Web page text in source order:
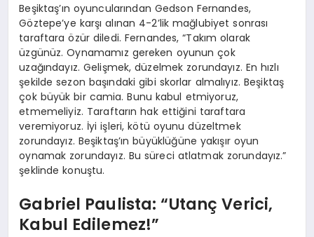
Beşiktaş’ın oyuncularından Gedson Fernandes,
Göztepe’ye karşı alınan 4-2’lik mağlubiyet sonrası
taraftara özür diledi. Fernandes, “Takım olarak
üzgünüz. Oynamamız gereken oyunun çok
uzağındayız. Gelişmek, düzelmek zorundayız. En hızlı
şekilde sezon başındaki gibi skorlar almalıyız. Beşiktaş
çok büyük bir camia. Bunu kabul etmiyoruz,
etmemeliyiz. Taraftarın hak ettiğini taraftara
veremiyoruz. İyi işleri, kötü oyunu düzeltmek
zorundayız. Beşiktaş’ın büyüklüğüne yakışır oyun
oynamak zorundayız. Bu süreci atlatmak zorundayız.”
şeklinde konuştu.
Gabriel Paulista: “Utanç Verici,
Kabul Edilemez!”